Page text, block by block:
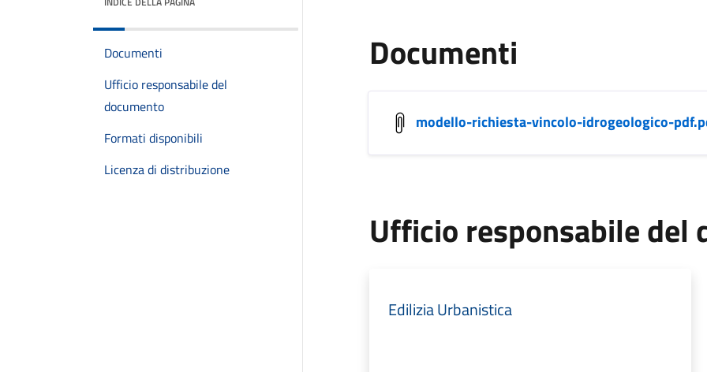
Documenti
Ufficio responsabile del
documento
Formati disponibili
Licenza di distribuzione
Documenti
modello-richiesta-vincolo-idrogeologico-
Ufficio responsabile del
Edilizia Urbanistica